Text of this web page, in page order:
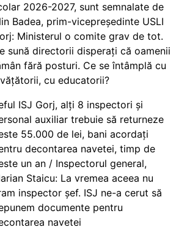
2026-2027, sunt semnalate de
Badea, prim-vicepreședinte USLI
Ministerul o comite grav de tot.
sună directorii disperați că oamenii
fără posturi. Ce se întâmplă cu
cu educatorii?
ISJ Gorj, alți 8 inspectori și
auxiliar trebuie să returneze
55.000 de lei, bani acordați
decontarea navetei, timp de
un an / Inspectorul general,
Staicu: La vremea aceea nu
inspector șef. ISJ ne-a cerut să
documente pentru
navetei